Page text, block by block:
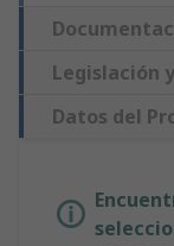
Legislación
Datos del